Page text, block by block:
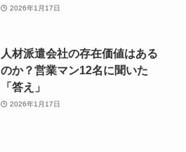
2026年1月17日
人材派遣会社の存在価値はある
のか？営業マン12名に聞いた
「答え」
2026年1月17日